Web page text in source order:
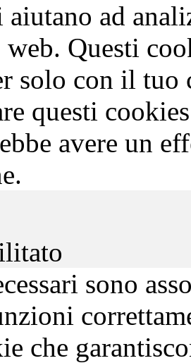
aiutano ad
web. Questi
solo con il tuo
questi
avere un
sono
che